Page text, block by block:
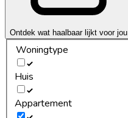
Ontdek wat haalbaar lijkt voor jou
Woningtype
Huis
Appartement